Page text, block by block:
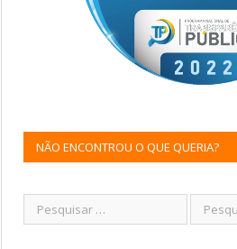
NÃO ENCONTROU O QUE QUERIA?